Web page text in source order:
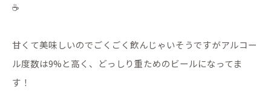
☕️
甘くて美味しいのでごくごく飲んじゃいそうですがアルコー
ル度数は9%と高く、どっしり重ためのビールになってま
す！